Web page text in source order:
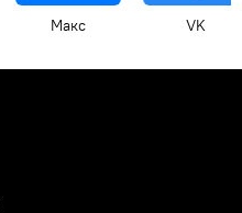
Макс VK